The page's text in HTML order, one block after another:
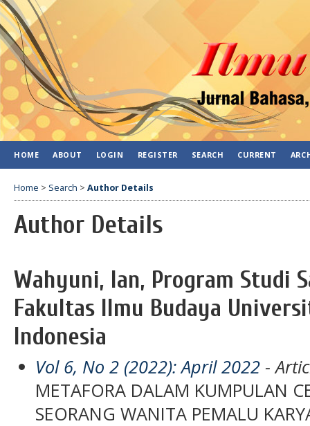
HOME ABOUT LOGIN REGISTER SEARCH CURRENT
Home > Search > Author Details
Author Details
Wahyuni, Ian, Program Studi
Fakultas Ilmu Budaya
Indonesia
Vol 6, No 2 (2022): April 2022 -
METAFORA DALAM KUMPULAN
SEORANG WANITA PEMALU